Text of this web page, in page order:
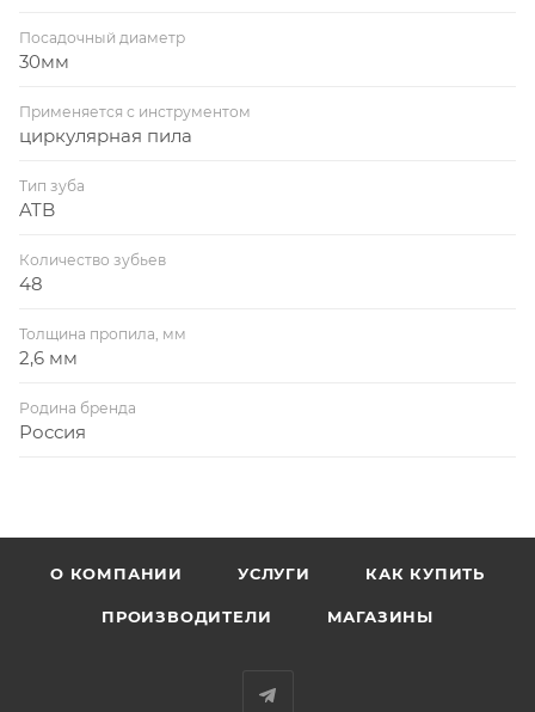
Посадочный диаметр
30мм
Применяется с инструментом
циркулярная пила
Тип зуба
ATB
Количество зубьев
48
Толщина пропила, мм
2,6 мм
Родина бренда
Россия
О КОМПАНИИ УСЛУГИ КАК КУПИТЬ
ПРОИЗВОДИТЕЛИ МАГАЗИНЫ